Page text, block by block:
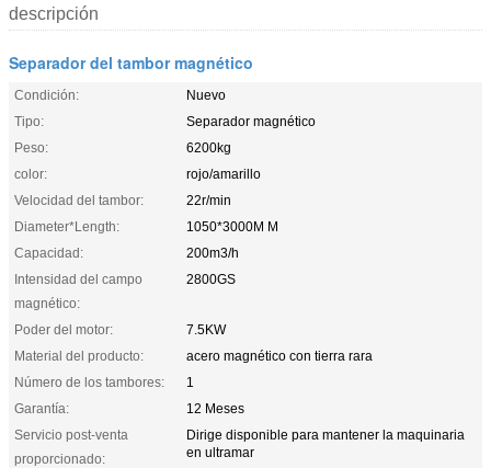
descripción
Separador del tambor magnético
Condición:
Nuevo
Tipo:
Separador magnético
Peso:
6200kg
color:
rojo/amarillo
Velocidad del tambor:
22r/min
Diameter*Length:
1050*3000M M
Capacidad:
200m3/h
Intensidad del campo
magnético:
2800GS
Poder del motor:
7.5KW
Material del producto:
acero magnético con tierra rara
Número de los tambores:
1
Garantía:
12 Meses
Servicio post-venta
proporcionado:
Dirige disponible para mantener la maquinaria
en ultramar